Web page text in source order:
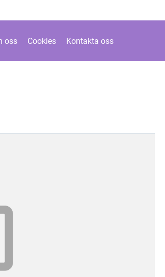
oss Cookies Kontakta oss